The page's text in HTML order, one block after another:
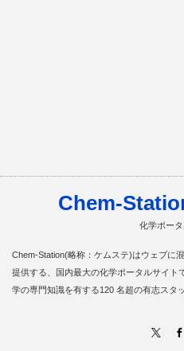
Chem-
化学ポー
Chem-Station(略称：ケムステ)はウェブに
提供する、国内最大の化学ポータルサイト
学の専門知識を有する120 名超の有志スタ